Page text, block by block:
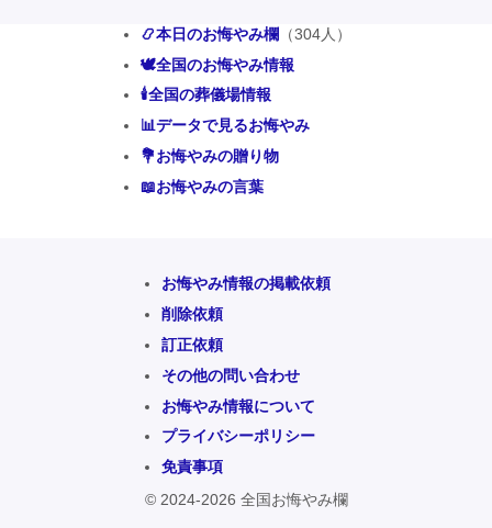
📿本日のお悔やみ欄 （304人）
🕊️全国のお悔やみ情報
🕯️全国の葬儀場情報
📊データで見るお悔やみ
💐お悔やみの贈り物
📖お悔やみの言葉
お悔やみ情報の掲載依頼
削除依頼
訂正依頼
その他の問い合わせ
お悔やみ情報について
プライバシーポリシー
免責事項
© 2024-2026 全国お悔やみ欄